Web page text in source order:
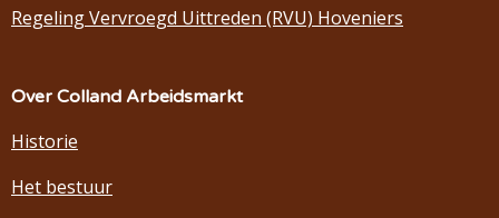
Regeling Vervroegd Uittreden (RVU) Hoveniers
Over Colland Arbeidsmarkt
Historie
Het bestuur